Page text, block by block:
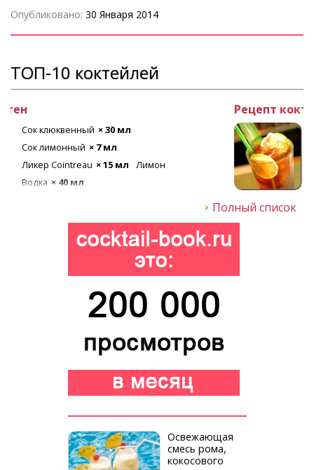
Опубликовано: 30 Января 2014
ТОП-10 коктейлей
Рецепт коктейля Лонг Айленд
Текила × 20 мл
× 20 мл
Ликер апельсиновый
Лед
Кола × 80 мл Джин Водка × 20 мл
Полный список
Освежающая
смесь рома,
кокосового